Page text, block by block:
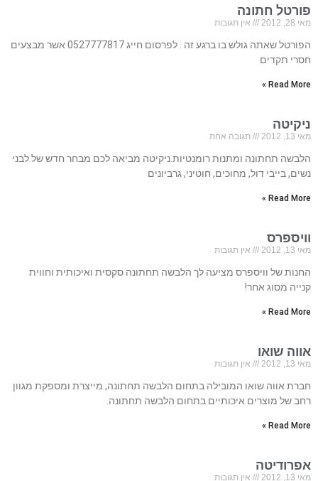
פורטל חתונה
מאי 28, 2012 אין תגובות
הפורטל שאתה גולש בו ברגע זה . לפרסום חייג 0527777817 אשר מבצעים
חסרי תקדים
Read More »
ניקיטה
מאי 13, 2012 תגובה אחת
הלבשה תחתונה ומתנות רומנטיות.ניקיטה מביאה לכם מבחר חדש של לבני
נשים, בייבי דול, מחוכים, חוטיני, גרביונים
Read More »
וויספרס
מאי 13, 2012 אין תגובות
החנות של וויספרס מציעה לך הלבשה תחתונה סקסית ואיכותית וחווית
קנייה מסוג אחר!
Read More »
אווה שואו
מאי 13, 2012 אין תגובות
חברת אווה שואו המובילה בתחום הלבשה תחתונה, מייצרת ומספקת מגוון
רחב של מוצרים איכותיים בתחום הלבשה תחתונה.
Read More »
אפרודיטה
מאי 13, 2012 אין תגובות